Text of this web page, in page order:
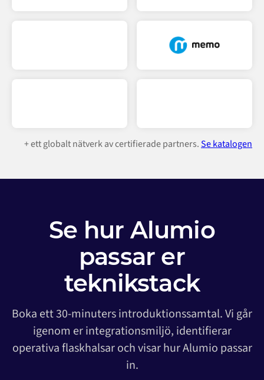
oförutsägbara framtida integrationsbehov.
För mer information om hur Alumio iPaaS kan gynna
ditt specifika användningsfall, vänligenkontakta oss
+ ett globalt nätverk av certifierade partners.Se katalogen
Se hur Alumio
passar er
teknikstack
Boka ett 30-minuters introduktionssamtal. Vi går
igenom er integrationsmiljö, identifierar
operativa flaskhalsar och visar hur Alumio passar
in.